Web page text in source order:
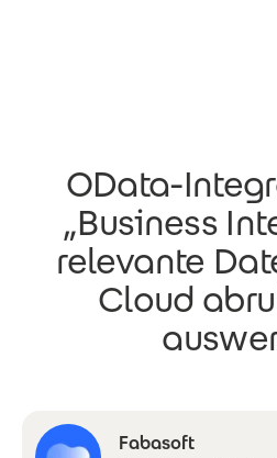
OData-
„Business
relevante
Cloud
Fabasoft